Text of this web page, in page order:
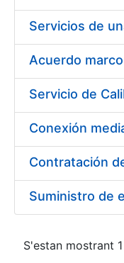
S'estan mostrant